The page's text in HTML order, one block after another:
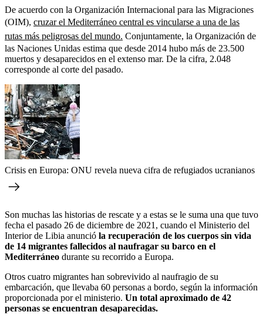
De acuerdo con la Organización Internacional para las Migraciones
(OIM), cruzar el Mediterráneo central es vincularse a una de las
rutas más peligrosas del mundo. Conjuntamente, la Organización de
las Naciones Unidas estima que desde 2014 hubo más de 23.500
muertos y desaparecidos en el extenso mar. De la cifra, 2.048
corresponde al corte del pasado.
Crisis en Europa: ONU revela nueva cifra de refugiados ucranianos
Son muchas las historias de rescate y a estas se le suma una que tuvo
fecha el pasado 26 de diciembre de 2021, cuando el Ministerio del
Interior de Libia anunció la recuperación de los cuerpos sin vida
de 14 migrantes fallecidos al naufragar su barco en el
Mediterráneo durante su recorrido a Europa.
Otros cuatro migrantes han sobrevivido al naufragio de su
embarcación, que llevaba 60 personas a bordo, según la información
proporcionada por el ministerio. Un total aproximado de 42
personas se encuentran desaparecidas.